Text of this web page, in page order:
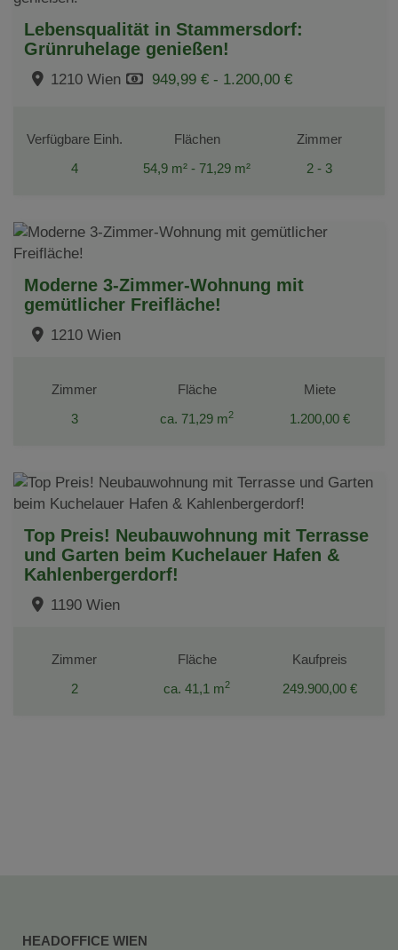
Lebensqualität in Stammersdorf:
Grünruhelage genießen!
1210 Wien 949,99 € - 1.200,00 €
Verfügbare Einh.
4
Flächen
54,9 m² - 71,29 m²
Zimmer
2 - 3
Moderne 3-Zimmer-Wohnung mit
gemütlicher Freifläche!
1210 Wien
Zimmer
3
Fläche
ca. 71,29 m2
Miete
1.200,00 €
Top Preis! Neubauwohnung mit Terrasse
und Garten beim Kuchelauer Hafen &
Kahlenbergerdorf!
1190 Wien
Zimmer
2
Fläche
ca. 41,1 m2
Kaufpreis
249.900,00 €
HEADOFFICE WIEN